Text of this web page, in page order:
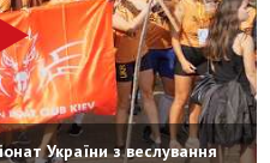
України з веслування